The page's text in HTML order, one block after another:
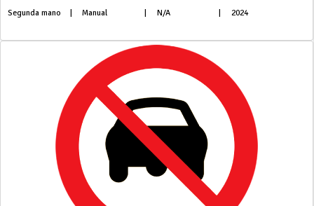
Segunda mano Manual N/A 2024